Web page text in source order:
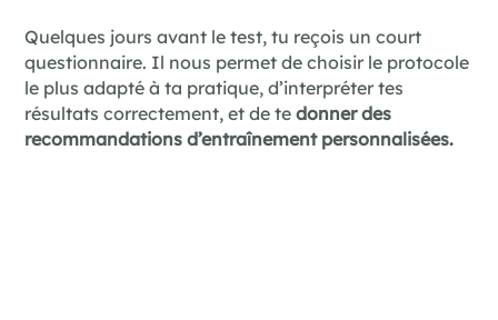
Quelques jours avant le test, tu reçois un court
questionnaire. Il nous permet de choisir le protocole
le plus adapté à ta pratique, d’interpréter tes
résultats correctement, et de tedonner des
recommandations d’entraînement personnalisées.